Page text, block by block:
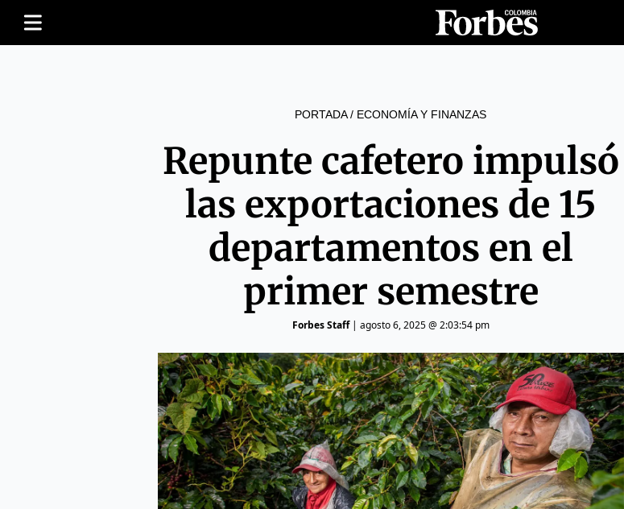
PORTADA/ ECONOMÍA Y FINANZAS
Repunte cafetero impulsó
las exportaciones de 15
departamentos en el
primer semestre
Forbes Staff| agosto 6, 2025 @ 2:03:54 pm